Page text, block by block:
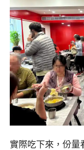
實際吃下來，份量